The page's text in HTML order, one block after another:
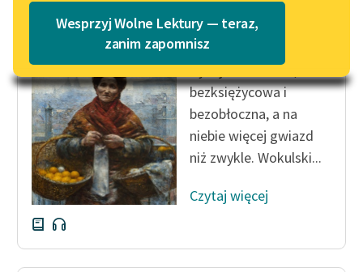
Lektury szkolne i klasyka
literatury do słuchania dla
uczennic i uczniów z
niepełnosprawnościami
E-kolekcja lektur
szkolnych i literatury do
słuchania dla uczennic i
uczniów z
niepełnosprawnościami
Feministyczne inspiracje.
Katalog w formacie PDF
Wesprzyj Wolne Lektury — teraz,
zanim zapomnisz
Lalka, tom drugi
Była już noc duża,
bezksiężycowa i
bezobłoczna, a na
niebie więcej gwiazd
niż zwykle. Wokulski...
Czytaj więcej